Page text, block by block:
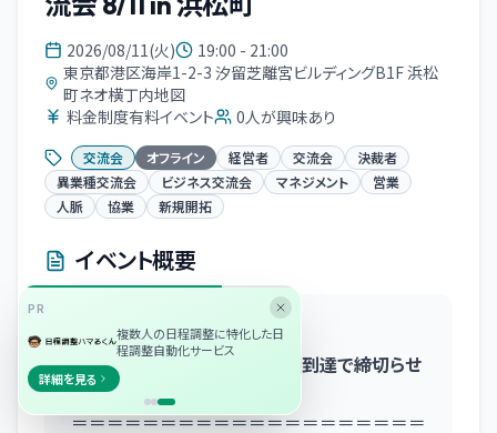
2026/08/11(火)
19:00 - 21:00
東京都港区海岸1-2-3 汐留芝離宮ビルディングB1F 浜松
町ネオ横丁内地図
料金制度有料イベント
0人が興味あり
交流会 オフライン 経営者 交流会
決裁者
異業種交流会
ビジネス交流会 マネジメント
営業
人脈
協業 新規開拓
イベント概要
✅参加特典あり
✅他媒体でも募集中です。上限到達で締切らせ
ていただきます。
＝＝＝＝＝＝＝＝＝＝＝＝＝＝＝＝＝＝＝＝
PR
複数人の日程調整に特化した日
程調整自動化サービス
詳細を見る